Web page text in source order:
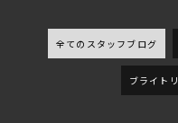
全てのスタッフブログ
ブライト